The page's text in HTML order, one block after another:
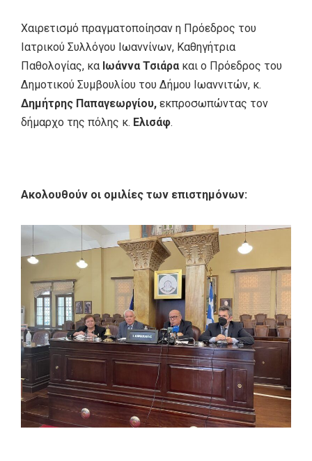
Χαιρετισμό πραγματοποίησαν η Πρόεδρος του
Ιατρικού Συλλόγου Ιωαννίνων, Καθηγήτρια
Παθολογίας, κα Ιωάννα Τσιάρακαι ο Πρόεδρος του
Δημοτικού Συμβουλίου του Δήμου Ιωαννιτών, κ.
Δημήτρης Παπαγεωργίου, εκπροσωπώντας τον
δήμαρχο της πόλης κ. Ελισάφ.
Ακολουθούν οι ομιλίες των επιστημόνων: